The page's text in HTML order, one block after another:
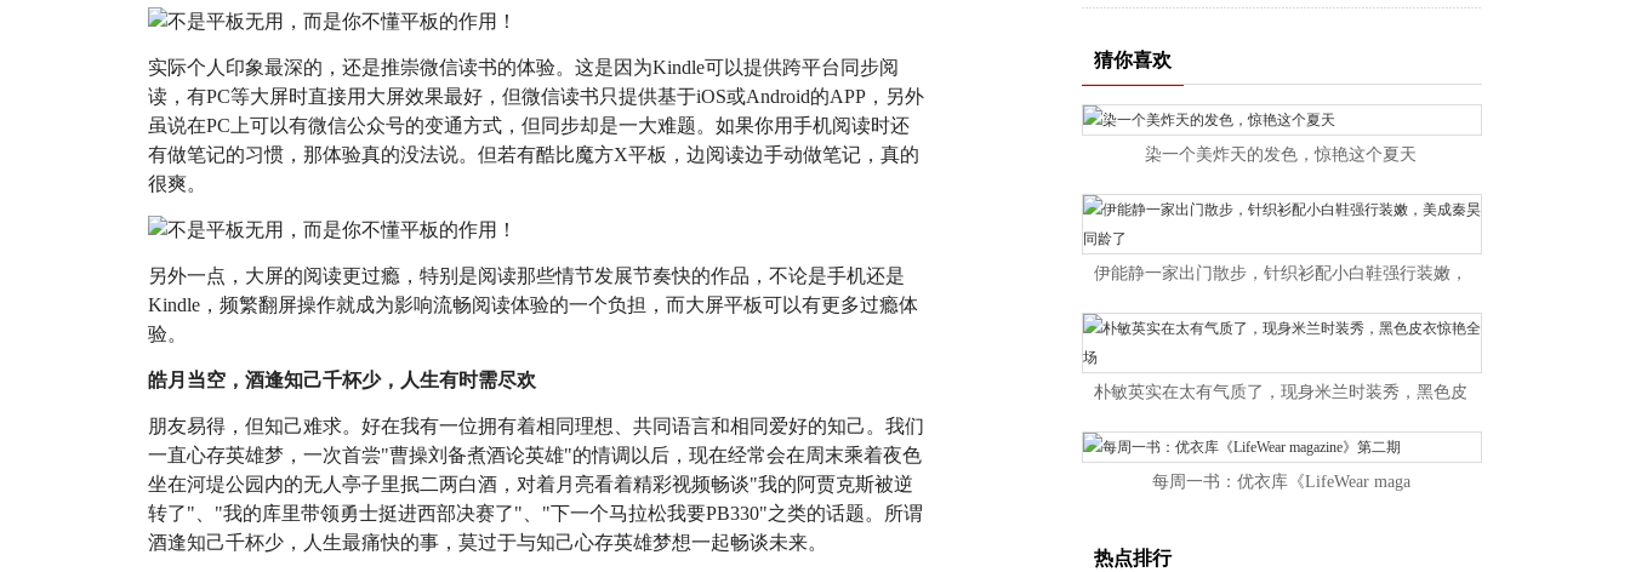
实际个人印象最深的，还是推崇微信读书的体验。这是因为Kindle可以提供跨平台同步阅
读，有PC等大屏时直接用大屏效果最好，但微信读书只提供基于iOS或Android的APP，另外
虽说在PC上可以有微信公众号的变通方式，但同步却是一大难题。如果你用手机阅读时还
有做笔记的习惯，那体验真的没法说。但若有酷比魔方X平板，边阅读边手动做笔记，真的
很爽。
另外一点，大屏的阅读更过瘾，特别是阅读那些情节发展节奏快的作品，不论是手机还是
Kindle，频繁翻屏操作就成为影响流畅阅读体验的一个负担，而大屏平板可以有更多过瘾体
验。
皓月当空，酒逢知己千杯少，人生有时需尽欢
朋友易得，但知己难求。好在我有一位拥有着相同理想、共同语言和相同爱好的知己。我们
一直心存英雄梦，一次首尝"曹操刘备煮酒论英雄"的情调以后，现在经常会在周末乘着夜色
坐在河堤公园内的无人亭子里抿二两白酒，对着月亮看着精彩视频畅谈"我的阿贾克斯被逆
转了"、"我的库里带领勇士挺进西部决赛了"、"下一个马拉松我要PB330"之类的话题。所谓
酒逢知己千杯少，人生最痛快的事，莫过于与知己心存英雄梦想一起畅谈未来。
猜你喜欢
染一个美炸天的发色，惊艳这个夏天
伊能静一家出门散步，针织衫配小白鞋强行装嫩，
朴敏英实在太有气质了，现身米兰时装秀，黑色皮
每周一书：优衣库《LifeWear maga
热点排行